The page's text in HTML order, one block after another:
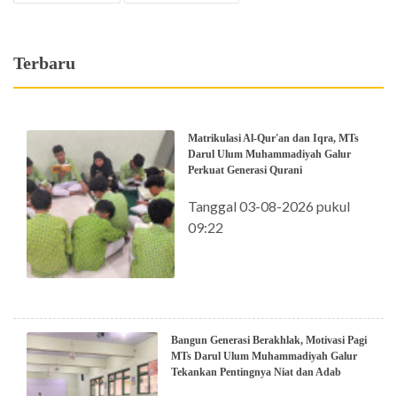
Terbaru
Matrikulasi Al-Qur'an dan Iqra, MTs
Darul Ulum Muhammadiyah Galur
Perkuat Generasi Qurani
Tanggal 03-08-2026 pukul
09:22
Bangun Generasi Berakhlak, Motivasi Pagi
MTs Darul Ulum Muhammadiyah Galur
Tekankan Pentingnya Niat dan Adab